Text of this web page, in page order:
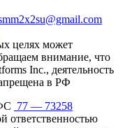
целях может
внимание, что
Inc., деятельность
в РФ
77 — 73258
ответственностью